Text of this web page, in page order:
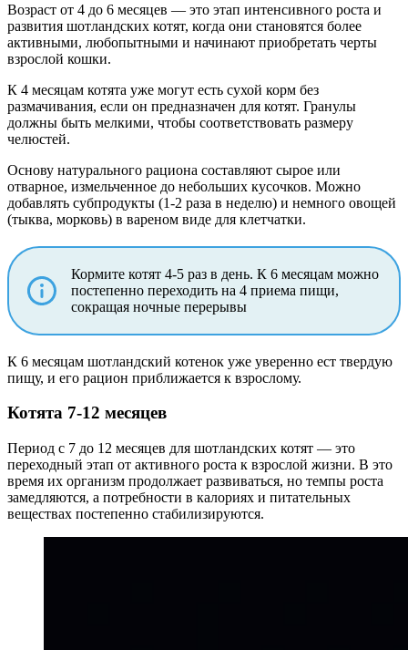
Возраст от 4 до 6 месяцев — это этап интенсивного роста и
развития шотландских котят, когда они становятся более
активными, любопытными и начинают приобретать черты
взрослой кошки.
К 4 месяцам котята уже могут есть сухой корм без
размачивания, если он предназначен для котят. Гранулы
должны быть мелкими, чтобы соответствовать размеру
челюстей.
Основу натурального рациона составляют сырое или
отварное, измельченное до небольших кусочков. Можно
добавлять субпродукты (1-2 раза в неделю) и немного овощей
(тыква, морковь) в вареном виде для клетчатки.
Кормите котят 4-5 раз в день. К 6 месяцам можно
постепенно переходить на 4 приема пищи,
сокращая ночные перерывы
К 6 месяцам шотландский котенок уже уверенно ест твердую
пищу, и его рацион приближается к взрослому.
Котята 7-12 месяцев
Период с 7 до 12 месяцев для шотландских котят — это
переходный этап от активного роста к взрослой жизни. В это
время их организм продолжает развиваться, но темпы роста
замедляются, а потребности в калориях и питательных
веществах постепенно стабилизируются.